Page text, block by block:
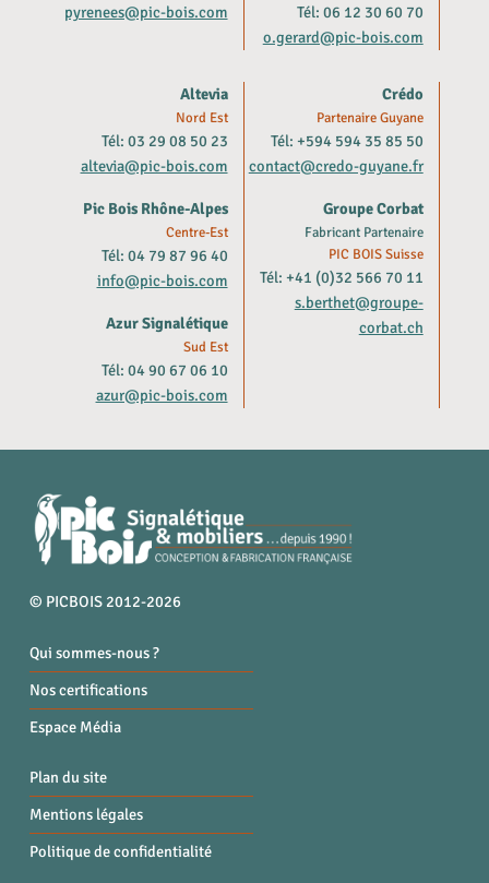
pyrenees@pic-bois.com
Tél: 06 12 30 60 70
o.gerard@pic-bois.com
Altevia
Nord Est
Tél: 03 29 08 50 23
altevia@pic-bois.com
Pic Bois Rhône-Alpes
Centre-Est
Tél: 04 79 87 96 40
info@pic-bois.com
Azur Signalétique
Sud Est
Tél: 04 90 67 06 10
azur@pic-bois.com
Crédo
Partenaire Guyane
Tél: +594 594 35 85 50
contact@credo-guyane.fr
Groupe Corbat
Fabricant Partenaire
PIC BOIS Suisse
Tél: +41 (0)32 566 70 11
s.berthet@groupe-
corbat.ch
© PICBOIS 2012-2026
Qui sommes-nous ?
Nos certifications
Espace Média
Plan du site
Mentions légales
Politique de confidentialité